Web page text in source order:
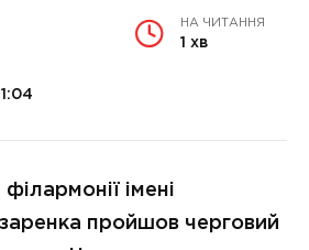
НА ЧИТАННЯ
1 хв
імені
пройшов черговий